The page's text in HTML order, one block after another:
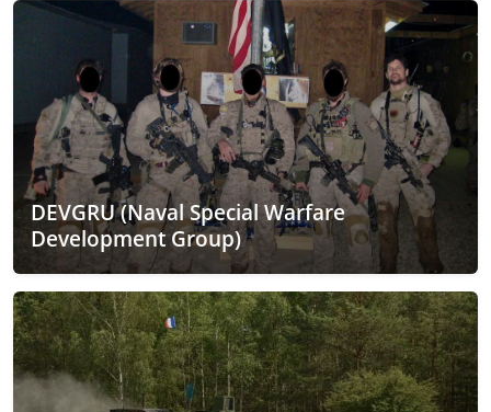
DEVGRU (Naval Special Warfare
Development Group)